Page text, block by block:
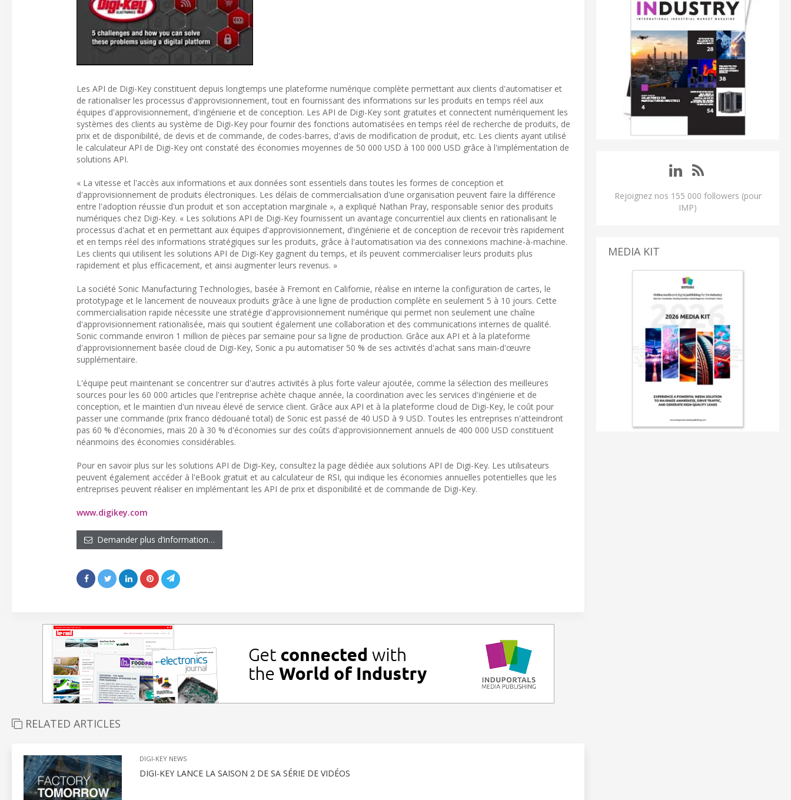
Les API de Digi-Key constituent depuis longtemps une plateforme numérique complète permettant aux clients d'automatiser et
de rationaliser les processus d'approvisionnement, tout en fournissant des informations sur les produits en temps réel aux
équipes d'approvisionnement, d'ingénierie et de conception. Les API de Digi-Key sont gratuites et connectent numériquement les
systèmes des clients au système de Digi-Key pour fournir des fonctions automatisées en temps réel de recherche de produits, de
prix et de disponibilité, de devis et de commande, de codes-barres, d'avis de modification de produit, etc. Les clients ayant utilisé
le calculateur API de Digi-Key ont constaté des économies moyennes de 50 000 USD à 100 000 USD grâce à l'implémentation de
solutions API.
« La vitesse et l'accès aux informations et aux données sont essentiels dans toutes les formes de conception et
d'approvisionnement de produits électroniques. Les délais de commercialisation d'une organisation peuvent faire la différence
entre l'adoption réussie d'un produit et son acceptation marginale », a expliqué Nathan Pray, responsable senior des produits
numériques chez Digi-Key. « Les solutions API de Digi-Key fournissent un avantage concurrentiel aux clients en rationalisant le
processus d'achat et en permettant aux équipes d'approvisionnement, d'ingénierie et de conception de recevoir très rapidement
et en temps réel des informations stratégiques sur les produits, grâce à l'automatisation via des connexions machine-à-machine.
Les clients qui utilisent les solutions API de Digi-Key gagnent du temps, et ils peuvent commercialiser leurs produits plus
rapidement et plus efficacement, et ainsi augmenter leurs revenus. »
La société Sonic Manufacturing Technologies, basée à Fremont en Californie, réalise en interne la configuration de cartes, le
prototypage et le lancement de nouveaux produits grâce à une ligne de production complète en seulement 5 à 10 jours. Cette
commercialisation rapide nécessite une stratégie d'approvisionnement numérique qui permet non seulement une chaîne
d'approvisionnement rationalisée, mais qui soutient également une collaboration et des communications internes de qualité.
Sonic commande environ 1 million de pièces par semaine pour sa ligne de production. Grâce aux API et à la plateforme
d'approvisionnement basée cloud de Digi-Key, Sonic a pu automatiser 50 % de ses activités d'achat sans main-d'œuvre
supplémentaire.
L'équipe peut maintenant se concentrer sur d'autres activités à plus forte valeur ajoutée, comme la sélection des meilleures
sources pour les 60 000 articles que l'entreprise achète chaque année, la coordination avec les services d'ingénierie et de
conception, et le maintien d'un niveau élevé de service client. Grâce aux API et à la plateforme cloud de Digi-Key, le coût pour
passer une commande (prix franco dédouané total) de Sonic est passé de 40 USD à 9 USD. Toutes les entreprises n'atteindront
pas 60 % d'économies, mais 20 à 30 % d'économies sur des coûts d'approvisionnement annuels de 400 000 USD constituent
néanmoins des économies considérables.
Pour en savoir plus sur les solutions API de Digi-Key, consultez la page dédiée aux solutions API de Digi-Key. Les utilisateurs
peuvent également accéder à l'eBook gratuit et au calculateur de RSI, qui indique les économies annuelles potentielles que les
entreprises peuvent réaliser en implémentant les API de prix et disponibilité et de commande de Digi-Key.
www.digikey.com
Demander plus d’information…
RELATED ARTICLES
DIGI-KEY NEWS
DIGI-KEY LANCE LA SAISON 2 DE SA SÉRIE DE VIDÉOS
Rejoignez nos 155 000 followers (pour
IMP)
MEDIA KIT